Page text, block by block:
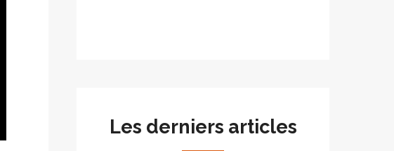
Les derniers articles